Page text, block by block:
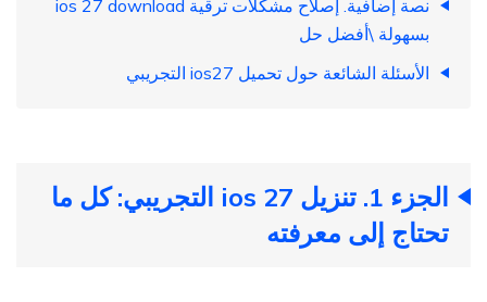
نصة إضافية. إصلاح مشكلات ترقية ios 27 download
بسهولة \أفضل حل
الأسئلة الشائعة حول تحميل ios27 التجريبي
الجزء 1. تنزيل ios 27 التجريبي: كل ما
تحتاج إلى معرفته